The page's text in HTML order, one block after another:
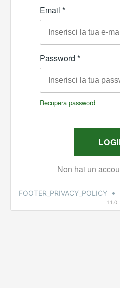
FOOTER_PRIVACY_POLICY •
1.1.0